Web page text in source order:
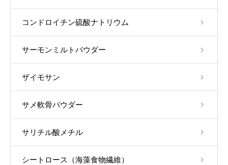
コンドロイチン硫酸ナトリウム
サーモンミルトパウダー
ザイモサン
サメ軟骨パウダー
サリチル酸メチル
シートロース（海藻食物繊維）